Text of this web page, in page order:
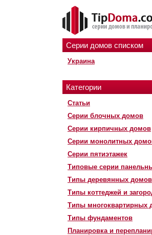
Серии домов списком
Украина
Категории
Статьи
Серии блочных домов
Серии кирпичных домов
Серии монолитных
Серии пятиэтажек
Типовые серии
Типы деревянных домов
Типы коттеджей и
Типы многоквартирных
Типы фундаментов
Планировка и